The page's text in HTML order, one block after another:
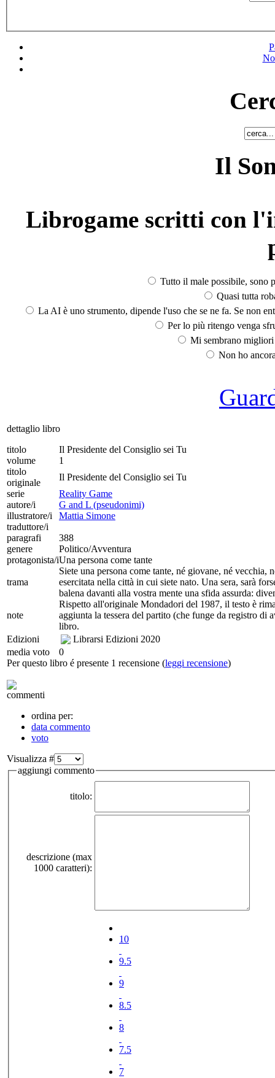
Il
Librogame scritti con
Tutto il male possibile, sono
Quasi tutta
La AI è uno strumento, dipende l'uso che se ne fa. Se non
Per lo più ritengo venga
Mi sembrano
Non ho
dettaglio libro
titolo
Il Presidente del Consiglio sei Tu
volume
1
titolo
originale
Il Presidente del Consiglio sei Tu
serie
Reality Game
autore/i
G and L (pseudonimi)
illustratore/i
Mattia Simone
traduttore/i
paragrafi
388
genere
Politico/Avventura
protagonista/iUna persona come tante
trama
Siete una persona come tante, né giovane, né
esercitata nella città in cui siete nato. Una sera, sarà
balena davanti alla vostra mente una sfida assurda:
note
Rispetto all'originale Mondadori del 1987, il testo è
aggiunta la tessera del partito (che funge da registro
libro.
Edizioni
Librarsi Edizioni 2020
media voto
0
Per questo libro é presente 1 recensione (leggi recensione)
commenti
ordina per:
data commento
voto
Visualizza #
aggiungi commento
titolo:
descrizione (max
1000 caratteri):
10
9.5
9
8.5
8
7.5
7